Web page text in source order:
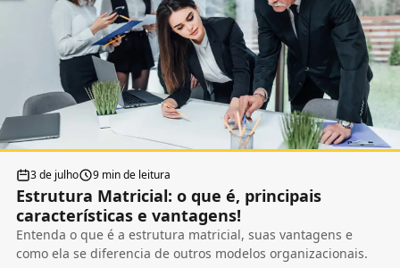
3 de julho 9 min de leitura
Estrutura Matricial: o que é, principais
características e vantagens!
Entenda o que é a estrutura matricial, suas vantagens e
como ela se diferencia de outros modelos organizacionais.